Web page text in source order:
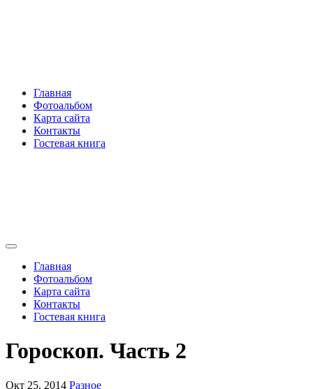
Главная
Фотоальбом
Карта сайта
Контакты
Гостевая книга
Главная
Фотоальбом
Карта сайта
Контакты
Гостевая книга
Гороскоп. Часть 2
Окт 25, 2014 Разное